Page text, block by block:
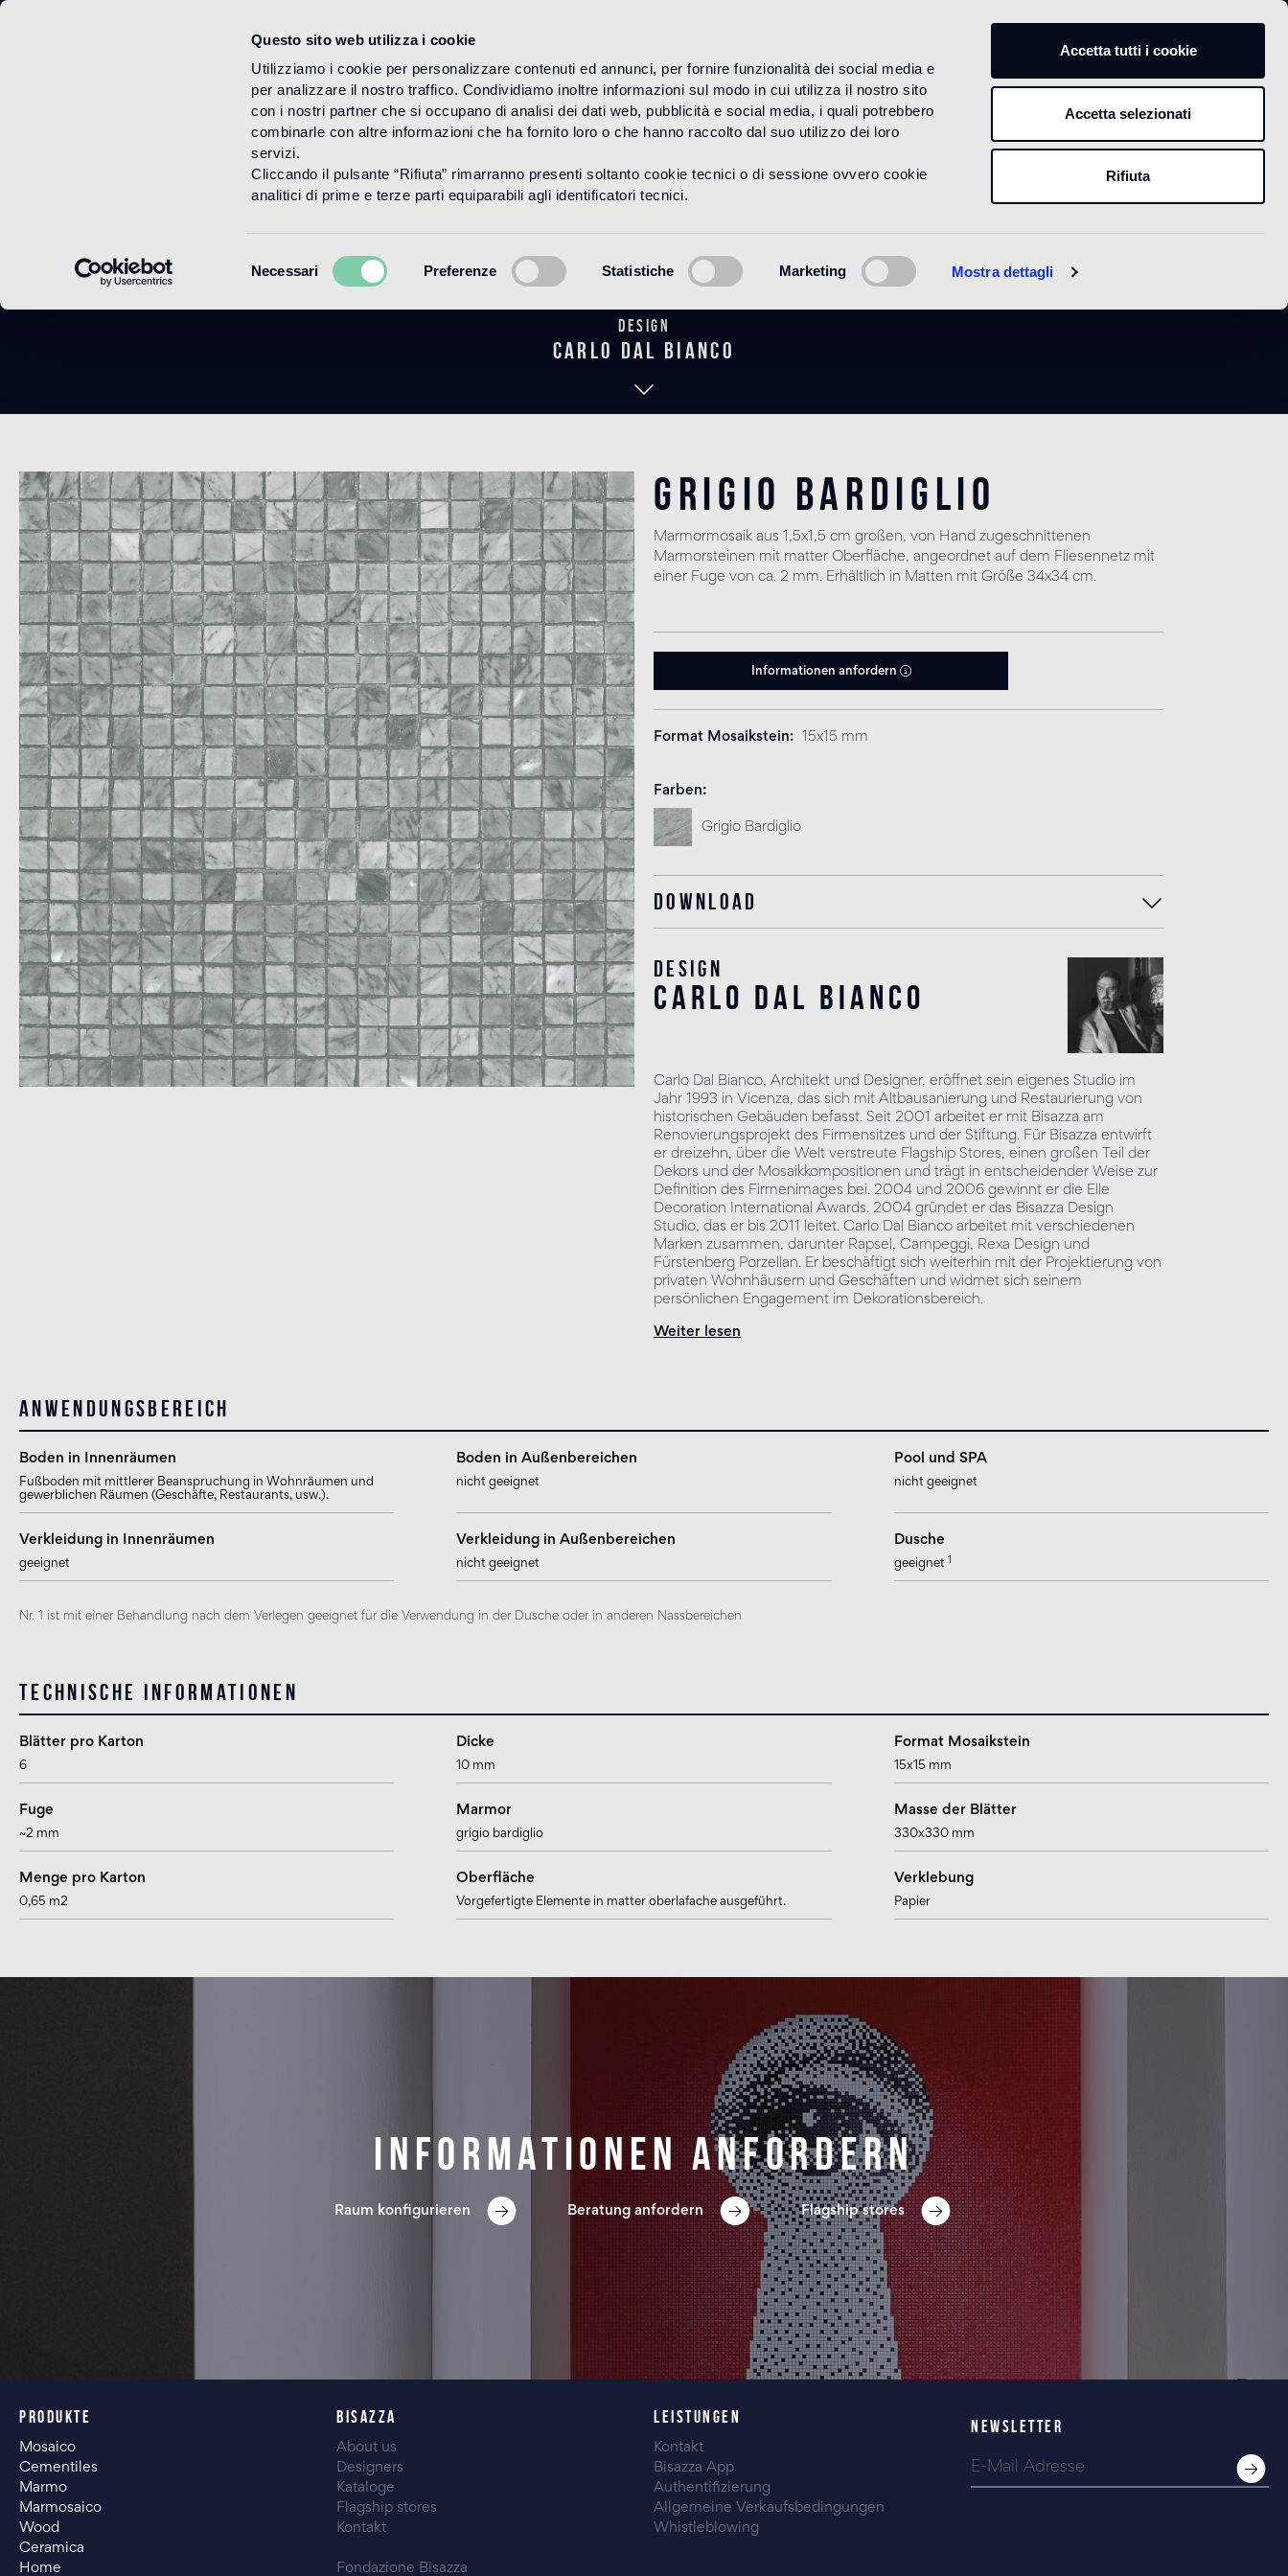
Questo sito web utilizza i cookie
Utilizziamo i cookie per personalizzare contenuti ed annunci, per fornire funzionalità dei social media e
per analizzare il nostro traffico. Condividiamo inoltre informazioni sul modo in cui utilizza il nostro sito
con i nostri partner che si occupano di analisi dei dati web, pubblicità e social media, i quali potrebbero
combinarle con altre informazioni che ha fornito loro o che hanno raccolto dal suo utilizzo dei loro
servizi.
Cliccando il pulsante “Rifiuta” rimarranno presenti soltanto cookie tecnici o di sessione ovvero cookie
analitici di prime e terze parti equiparabili agli identificatori tecnici.
del
Necessari Preferenze Statistiche Marketing Mostra dettagli
Accetta tutti i cookie
Accetta selezionati
Rifiuta
HOME PRODUKTE MARMOSAICO I MARMI
Grigio Bardiglio
Design
carlo dal bianco
Grigio Bardiglio
Marmormosaik aus 1,5x1,5 cm großen, von Hand zugeschnittenen
Marmorsteinen mit matter Oberfläche, angeordnet auf dem Fliesennetz mit
einer Fuge von ca. 2 mm. Erhältlich in Matten mit Größe 34x34 cm.
Informationen anfordern
Format Mosaikstein 15x15 mm
Farben
Grigio Bardiglio
Download
Design
carlo dal bianco
Carlo Dal Bianco, Architekt und Designer, eröffnet sein eigenes Studio im
Jahr 1993 in Vicenza, das sich mit Altbausanierung und Restaurierung von
historischen Gebäuden befasst. Seit 2001 arbeitet er mit Bisazza am
Renovierungsprojekt des Firmensitzes und der Stiftung. Für Bisazza entwirft
er dreizehn, über die Welt verstreute Flagship Stores, einen großen Teil der
Dekors und der Mosaikkompositionen und trägt in entscheidender Weise zur
Definition des Firmenimages bei. 2004 und 2006 gewinnt er die Elle
Decoration International Awards. 2004 gründet er das Bisazza Design
Studio, das er bis 2011 leitet. Carlo Dal Bianco arbeitet mit verschiedenen
Marken zusammen, darunter Rapsel, Campeggi, Rexa Design und
Fürstenberg Porzellan. Er beschäftigt sich weiterhin mit der Projektierung von
privaten Wohnhäusern und Geschäften und widmet sich seinem
persönlichen Engagement im Dekorationsbereich.
Weiter lesen
Anwendungsbereich
Boden in Innenräumen
Fußboden mit mittlerer Beanspruchung in Wohnräumen und
gewerblichen Räumen (Geschäfte, Restaurants, usw.).
Boden in Außenbereichen
nicht geeignet
Pool und SPA
nicht geeignet
Verkleidung in Innenräumen
geeignet
Verkleidung in Außenbereichen
nicht geeignet
Dusche
geeignet 1
Nr. 1 ist mit einer Behandlung nach dem Verlegen geeignet für die Verwendung in der Dusche oder in anderen Nassbereichen
Technische Informationen
Blätter pro Karton
6
Dicke
10 mm
Format Mosaikstein
15x15 mm
Fuge
~2 mm
Marmor
grigio bardiglio
Masse der Blätter
330x330 mm
Menge pro Karton
0,65 m2
Oberfläche
Vorgefertigte Elemente in matter oberlafache ausgeführt.
Verklebung
Papier
Informationen anfordern
Raum konfigurieren Beratung anfordern Flagship stores
PRODUKTE
Mosaico
Cementiles
Marmo
Marmosaico
Wood
Ceramica
Home
BISAZZA
About us
Designers
Kataloge
Flagship stores
Kontakt
Fondazione Bisazza
LEISTUNGEN
Kontakt
Bisazza App
Authentifizierung
Allgemeine Verkaufsbedingungen
Whistleblowing
NEWSLETTER